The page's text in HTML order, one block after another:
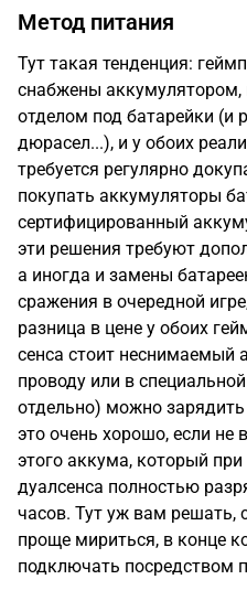
Метод питания
Тут такая тенденция:
снабжены
отделом под батарейки (и
дюрасел...), и у обоих
требуется регулярно
покупать аккумуляторы
сертифицированный
эти решения требуют
а иногда и замены
сражения в очередной
разница в цене у обоих
сенса стоит неснимаемый
проводу или в
отдельно) можно
это очень хорошо, если не
этого аккума, который
дуалсенса полностью
часов. Тут уж вам решать,
проще мириться, в конце
подключать посредством